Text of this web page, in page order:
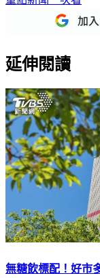
延伸閱讀
無糖飲標配！好市